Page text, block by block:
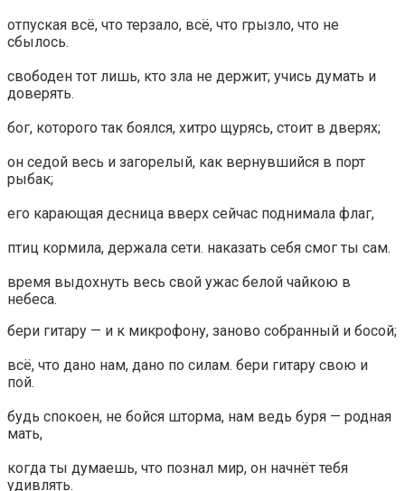
отпуская всё, что терзало, всё, что грызло, что не
сбылось.
свободен тот лишь, кто зла не держит; учись думать и
доверять.
бог, которого так боялся, хитро щурясь, стоит в дверях;
он седой весь и загорелый, как вернувшийся в порт
рыбак;
его карающая десница вверх сейчас поднимала флаг,
птиц кормила, держала сети. наказать себя смог ты сам.
время выдохнуть весь свой ужас белой чайкою в
небеса.
бери гитару — и к микрофону, заново собранный и босой;
всё, что дано нам, дано по силам. бери гитару свою и
пой.
будь спокоен, не бойся шторма, нам ведь буря — родная
мать,
когда ты думаешь, что познал мир, он начнёт тебя
удивлять.